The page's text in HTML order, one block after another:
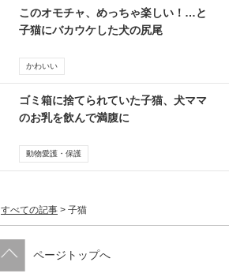
このオモチャ、めっちゃ楽しい！…と
子猫にバカウケした犬の尻尾
かわいい
ゴミ箱に捨てられていた子猫、犬ママ
のお乳を飲んで満腹に
動物愛護・保護
すべての記事 > 子猫
ページトップへ